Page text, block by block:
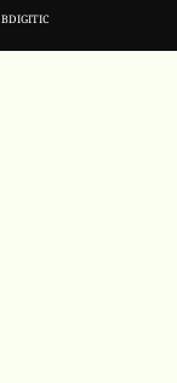
BDIGITIC